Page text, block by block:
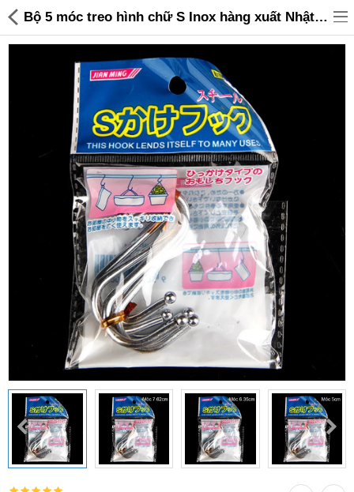
Đồ gia dụng & Nhà cửa
Điện gia dụng
Đồ chơi trẻ em
Sản phẩm khác
Thương hiệu
So sánh Yêu thích (0)
Hotline: 0816 505 655
Tải App SanHangRe nhận Quà
Bộ 5 móc treo hình chữ S Inox hàng xuất Nhật - 35,000 | Sanhangre